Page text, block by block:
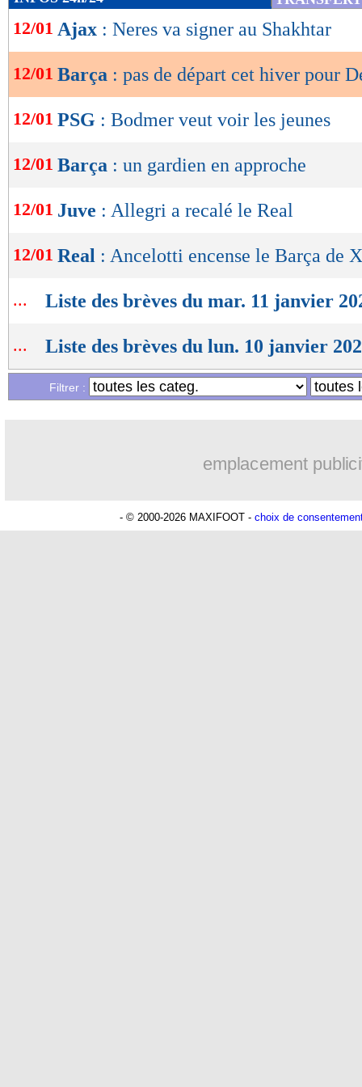
de
lecture
OK
12/01 Ajax : Neres va signer au Shakhtar
12/01 Barça : pas de départ cet hiver pour
12/01 PSG : Bodmer veut voir les jeunes
12/01 Barça : un gardien en approche
12/01 Juve : Allegri a recalé le Real
12/01 Real : Ancelotti encense le Barça de
... Liste des brèves du mar. 11 janvier
... Liste des brèves du lun. 10 janvier
Filtrer :
emplacement
- © 2000-2026 MAXIFOOT - choix de